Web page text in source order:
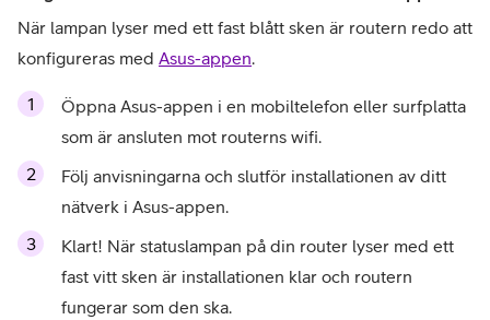
När lampan lyser med ett fast blått sken är routern redo att
konfigureras med Asus-appen.
Öppna Asus-appen i en mobiltelefon eller surfplatta
som är ansluten mot routerns wifi.
Följ anvisningarna och slutför installationen av ditt
nätverk i Asus-appen.
Klart! När statuslampan på din router lyser med ett
fast vitt sken är installationen klar och routern
fungerar som den ska.